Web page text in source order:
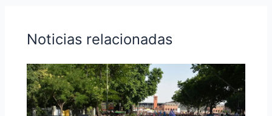
Noticias relacionadas